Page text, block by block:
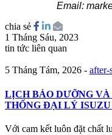
Email:
chia sẻ
1 Tháng Sáu, 2023
tin tức liên quan
5 Tháng Tám, 2026 - after-
LỊCH BẢO DƯỠNG
THỐNG ĐẠI LÝ ISUZU
Với cam kết luôn đặt chất